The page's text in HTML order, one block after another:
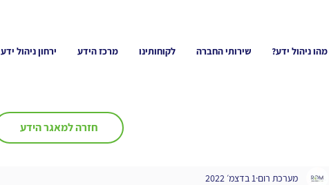
מהו ניהול ידע? שירותי החברה לקוחותינו מרכז הידע ירחון ניהול ידע
חזרה למאגר הידע
מערכת רום 1 בדצמ׳ 2022